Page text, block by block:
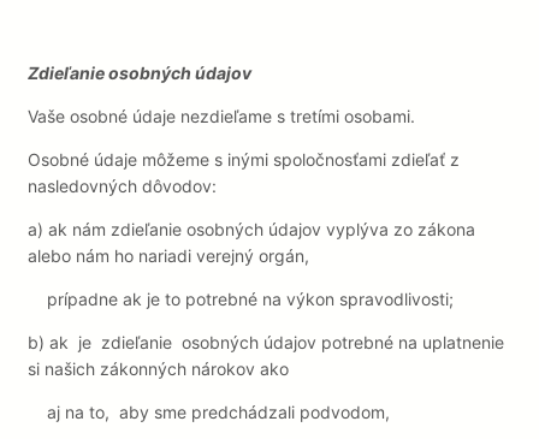
Zdieľanie osobných údajov
Vaše osobné údaje nezdieľame s tretími osobami.
Osobné údaje môžeme s inými spoločnosťami zdieľať z
nasledovných dôvodov:
a) ak nám zdieľanie osobných údajov vyplýva zo zákona
alebo nám ho nariadi verejný orgán,
prípadne ak je to potrebné na výkon spravodlivosti;
b) ak je zdieľanie osobných údajov potrebné na uplatnenie
si našich zákonných nárokov ako
aj na to, aby sme predchádzali podvodom,